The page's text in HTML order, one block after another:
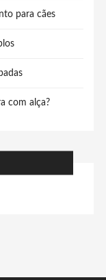
para cães
com alça?